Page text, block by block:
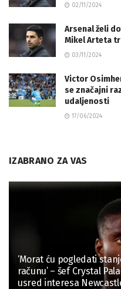
02/11/2024
Arsenal želi
Mikel Arteta
03/11/2024
Victor
se značajni
udaljenosti
17/06/2024
IZABRANO ZA VAS
‘Morat ću pogledati
računu’ – šef Crystal
usred interesa